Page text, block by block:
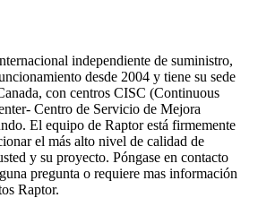
independiente de suministro,
desde 2004 y tiene su sede
con centros CISC (Continuous
Centro de Servicio de Mejora
El equipo de Raptor está firmemente
el más alto nivel de calidad de
y su proyecto. Póngase en contacto
pregunta o requiere mas información
Raptor.